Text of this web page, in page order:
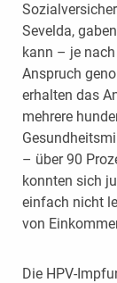
Sevelda,
kann – je
Anspruch
erhalten das
mehrere
– über 90
konnten sich
einfach nicht
von
Die HPV-